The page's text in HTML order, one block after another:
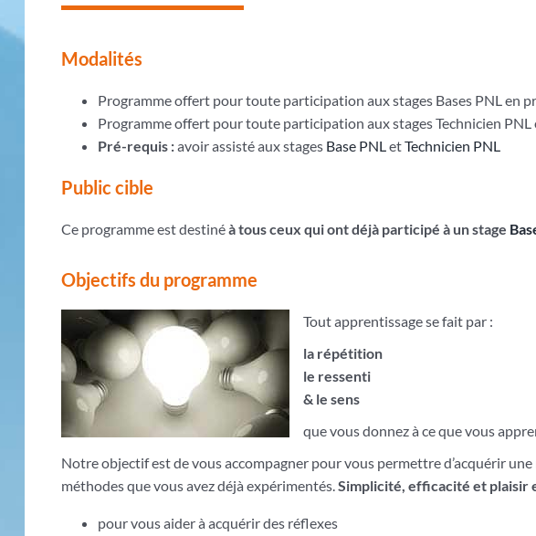
Modalités
Programme offert pour toute participation aux stages Bases PNL en
Programme offert pour toute participation aux stages Technicien
Pré-requis :avoir assisté aux stages Base PNLetTechnicien PNL
Public cible
Ce programme est destinéà tous ceux qui ont déjà participé à un stage
Objectifs du programme
Tout apprentissage se fait par :
la répétition
le ressenti
& le sens
que vous donnez à ce que vous
Notre objectif est de vous accompagner pour vous permettre d’acquérir
méthodes que vous avez déjà expérimentés.Simplicité, efficacité et plaisir
pour vous aider à acquérir des réflexes